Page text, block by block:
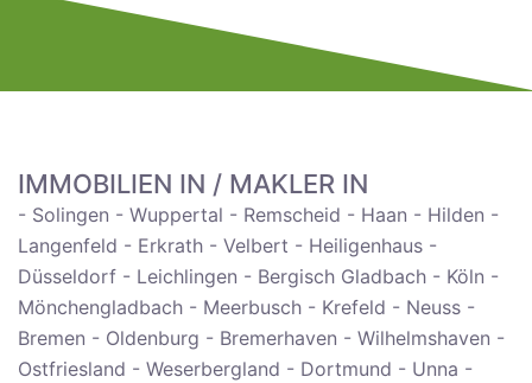
IMMOBILIEN IN / MAKLER IN
- Solingen - Wuppertal - Remscheid - Haan - Hilden -
Langenfeld - Erkrath - Velbert - Heiligenhaus -
Düsseldorf - Leichlingen - Bergisch Gladbach - Köln -
Mönchengladbach - Meerbusch - Krefeld - Neuss -
Bremen - Oldenburg - Bremerhaven - Wilhelmshaven -
Ostfriesland - Weserbergland - Dortmund - Unna -